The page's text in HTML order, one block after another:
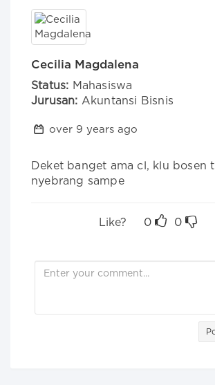
Cecilia Magdalena
Status: Mahasiswa
Jurusan: Akuntansi Bisnis
over 9 years ago
Deket banget ama cl, klu bosen
nyebrang sampe
Like? 0 0